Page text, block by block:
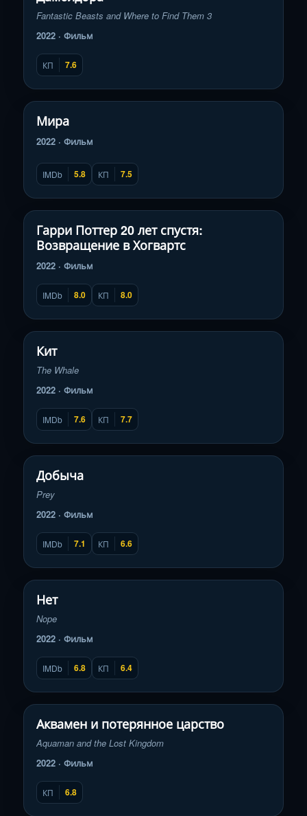
Fantastic Beasts and Where to Find Them 3
2022 · Фильм
КП 7.6
▶
Мира
2022 · Фильм
IMDb 5.8 КП 7.5
▶
Гарри Поттер 20 лет спустя:
Возвращение в Хогвартс
2022 · Фильм
IMDb 8.0 КП 8.0
▶
Кит
The Whale
2022 · Фильм
IMDb 7.6 КП 7.7
▶
Добыча
Prey
2022 · Фильм
IMDb 7.1 КП 6.6
▶
Нет
Nope
2022 · Фильм
IMDb 6.8 КП 6.4
▶
Аквамен и потерянное царство
Aquaman and the Lost Kingdom
2022 · Фильм
КП 6.8